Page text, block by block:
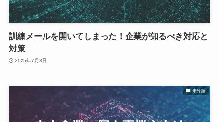
訓練メールを開いてしまった！企業が知るべき対応と
対策
2025年7月3日
未分類